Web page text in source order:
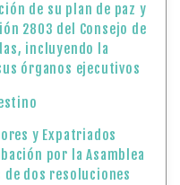
de su plan de paz y
2803 del Consejo de
incluyendo la
órganos ejecutivos
y Expatriados
por la Asamblea
de dos resoluciones